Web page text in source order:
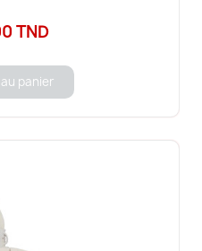
TND
panier